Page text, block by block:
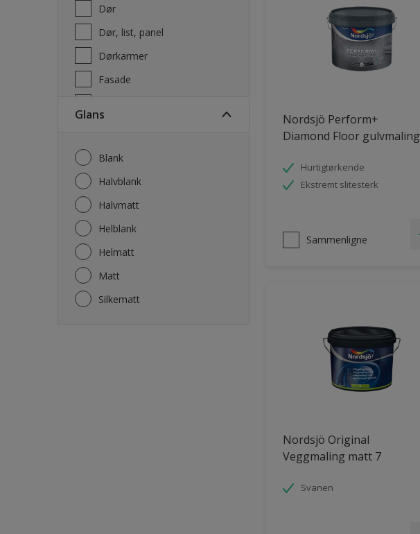
Dør
Dør, list, panel
Dørkarmer
Fasade
Glans
Blank
Halvblank
Halvmatt
Helblank
Helmatt
Matt
Silkematt
Nordsjö Perform+
Diamond Floor gulvmaling
Hurtigtørkende
Ekstremt slitesterk
Sammenligne
Nordsjö Original
Veggmaling matt 7
Svanen